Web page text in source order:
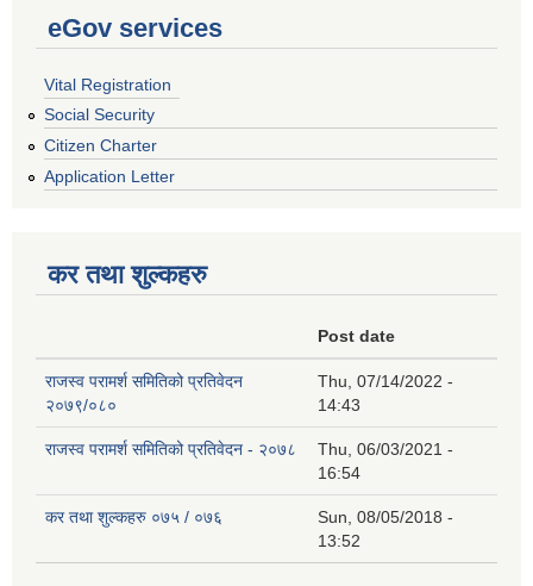
eGov services
Vital Registration
Social Security
Citizen Charter
Application Letter
कर तथा शुल्कहरु
Post date
राजस्व परामर्श समितिको प्रतिवेदन
२०७९/०८०
Thu, 07/14/2022 -
14:43
राजस्व परामर्श समितिको प्रतिवेदन - २०७८
Thu, 06/03/2021 -
16:54
कर तथा शुल्कहरु ०७५ / ०७६
Sun, 08/05/2018 -
13:52